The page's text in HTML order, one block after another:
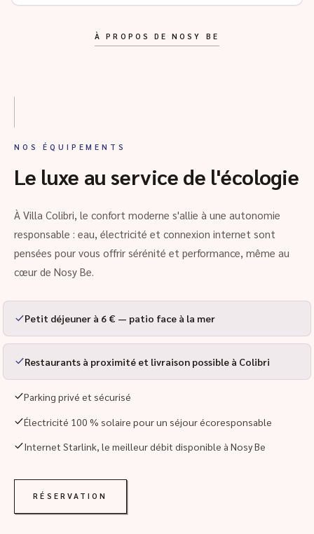
À PROPOS DE NOSY BE
NOS ÉQUIPEMENTS
Le luxe au service de l'écologie
À Villa Colibri, le confort moderne s'allie à une autonomie
responsable : eau, électricité et connexion internet sont
pensées pour vous offrir sérénité et performance, même au
cœur de Nosy Be.
Petit déjeuner à 6 € — patio face à la mer
Restaurants à proximité et livraison possible à Colibri
Parking privé et sécurisé
Électricité 100 % solaire pour un séjour écoresponsable
Internet Starlink, le meilleur débit disponible à Nosy Be
RÉSERVATION